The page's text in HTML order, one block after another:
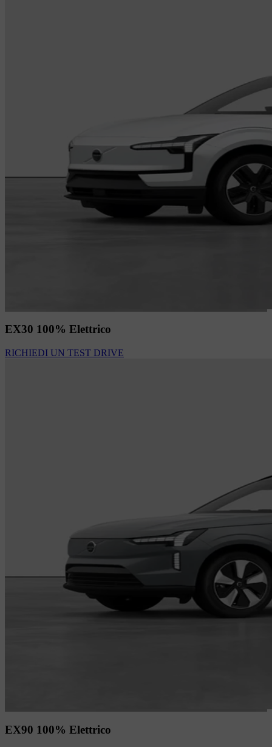
EX30 100% Elettrico
RICHIEDI UN TEST DRIVE
EX90 100% Elettrico